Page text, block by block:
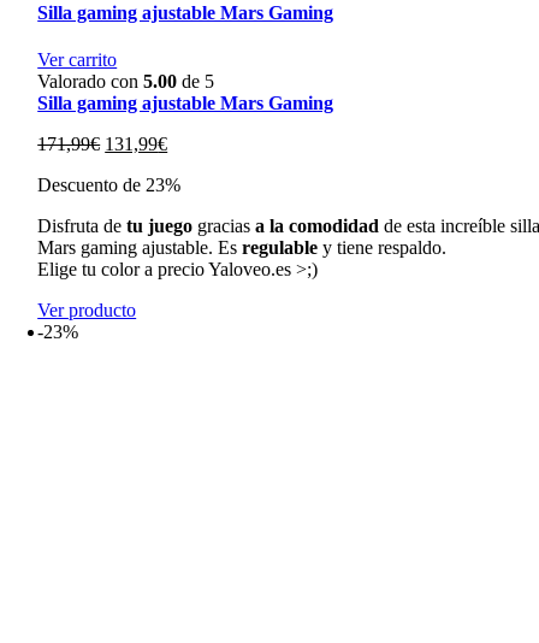
Silla gaming ajustable Mars Gaming
Ver carrito
Valorado con5.00 de 5
Silla gaming ajustable Mars Gaming
171,99€ El
original
171,99€.
131,99€El
actual
131,99€.
Descuento de 23%
Disfruta detu juego graciasa la comodidad de esta increíble
Mars gaming ajustable. Esregulable y tiene respaldo.
Elige tu color a precio Yaloveo.es >;)
Ver producto
-23%